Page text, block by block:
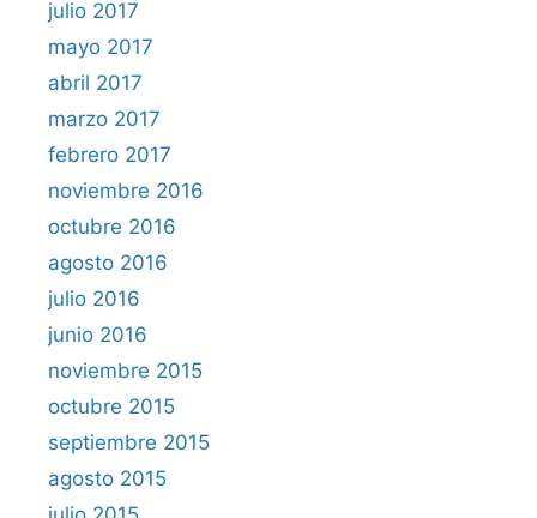
julio 2017
mayo 2017
abril 2017
marzo 2017
febrero 2017
noviembre 2016
octubre 2016
agosto 2016
julio 2016
junio 2016
noviembre 2015
octubre 2015
septiembre 2015
agosto 2015